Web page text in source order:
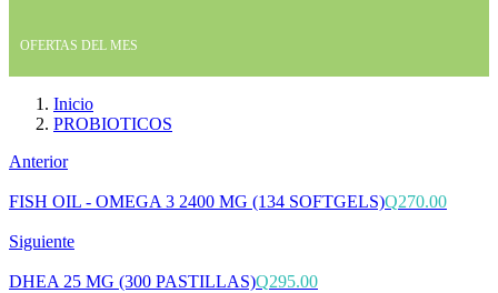
OFERTAS DEL MES
Inicio
PROBIOTICOS
Anterior
FISH OIL - OMEGA 3 2400 MG (134 SOFTGELS)Q270.00
Siguiente
DHEA 25 MG (300 PASTILLAS)Q295.00